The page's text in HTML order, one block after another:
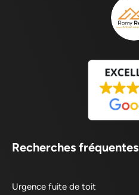
Recherches fréquentes
Urgence fuite de toit